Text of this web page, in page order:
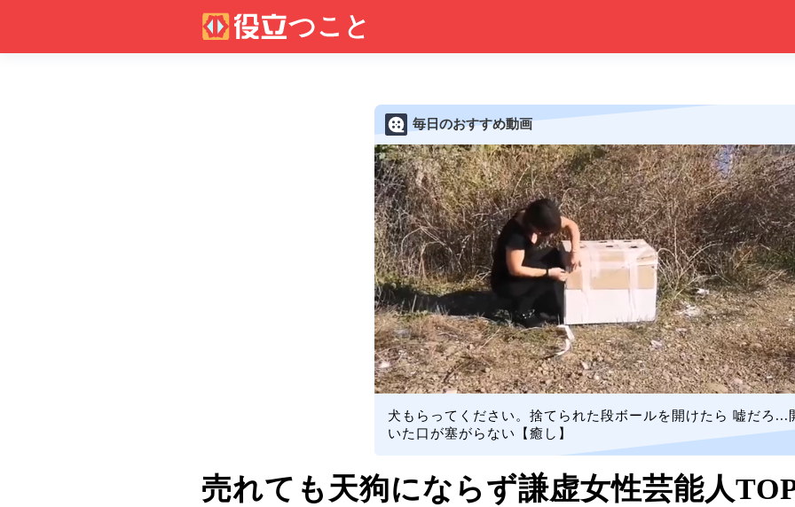
毎日のおすすめ動画
犬もらってください。捨てられた段ボールを開けたら 嘘だろ...
いた口が塞がらない【癒し】
売れても天狗にならず謙虚女性芸能人